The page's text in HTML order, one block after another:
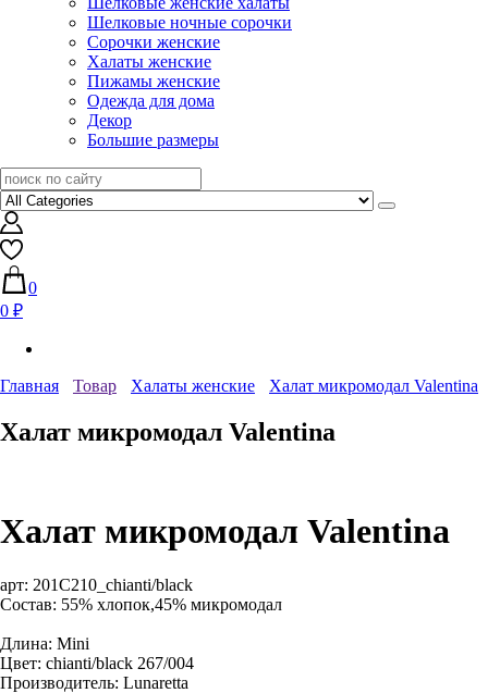
Шелковые ночные сорочки
Сорочки женские
Халаты женские
Пижамы женские
Одежда для дома
Декор
Большие размеры
0
0 ₽
Главная Товар Халаты женские Халат микромодал Valentina
Халат микромодал Valentina
Халат микромодал Valentina
арт: 201C210_chianti/black
Состав: 55% хлопок,45% микромодал
Длина: Mini
Цвет: chianti/black 267/004
Производитель: Lunaretta